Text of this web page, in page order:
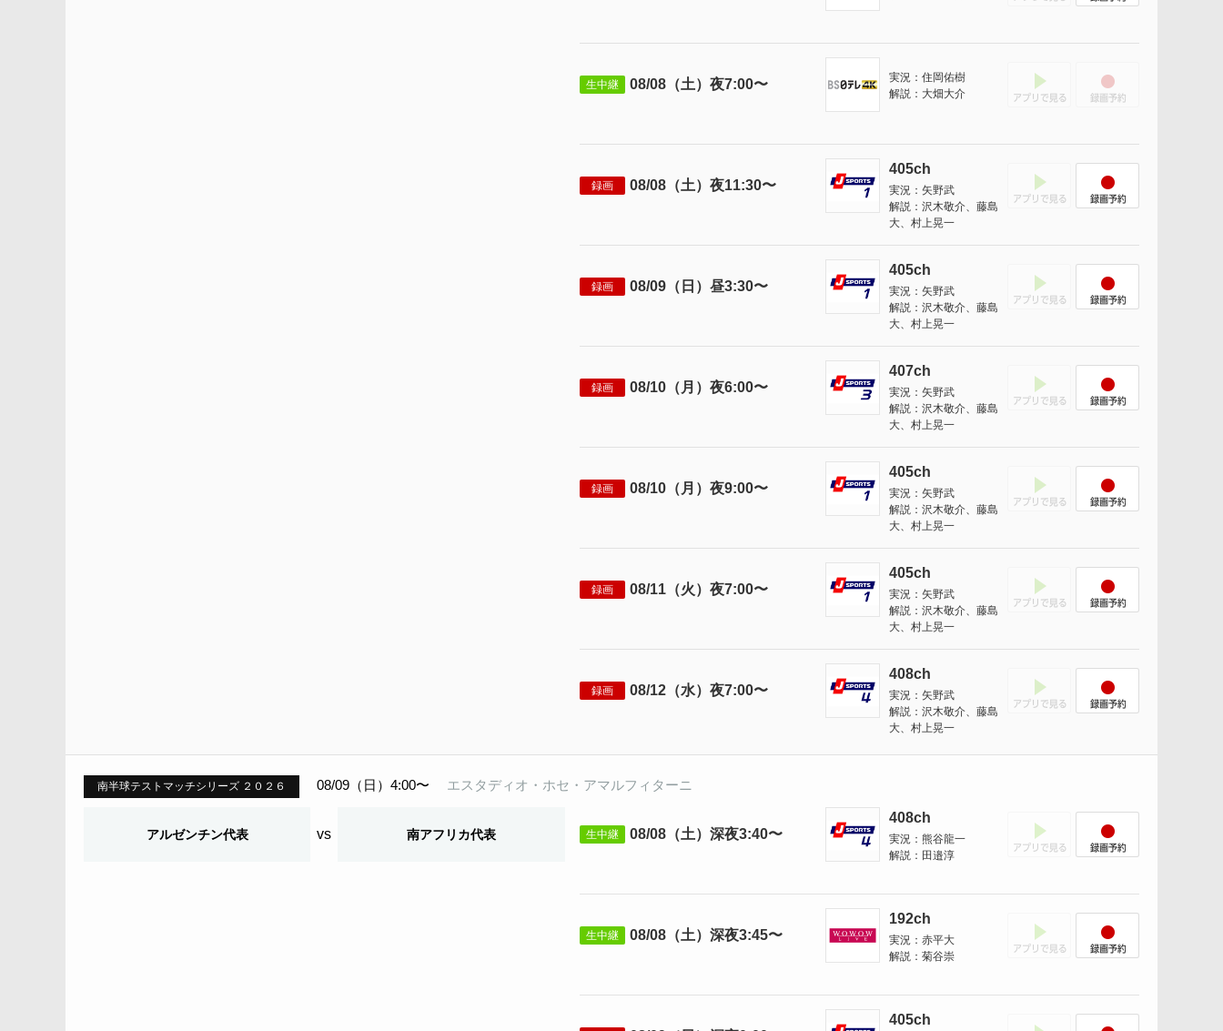
生中継 08/08（土）夜7:00〜
実況：住岡佑樹
解説：大畑大介
録画 08/08（土）夜11:30〜
405ch
実況：矢野武
解説：沢木敬介、藤島
大、村上晃一
録画 08/09（日）昼3:30〜
405ch
実況：矢野武
解説：沢木敬介、藤島
大、村上晃一
録画 08/10（月）夜6:00〜
407ch
実況：矢野武
解説：沢木敬介、藤島
大、村上晃一
録画 08/10（月）夜9:00〜
405ch
実況：矢野武
解説：沢木敬介、藤島
大、村上晃一
録画 08/11（火）夜7:00〜
405ch
実況：矢野武
解説：沢木敬介、藤島
大、村上晃一
録画 08/12（水）夜7:00〜
408ch
実況：矢野武
解説：沢木敬介、藤島
大、村上晃一
南半球テストマッチシリーズ ２０２６ 08/09（日）4:00〜 エスタディオ・ホセ・アマルフィターニ
アルゼンチン代表 vs 南アフリカ代表 生中継 08/08（土）深夜3:40〜
408ch
実況：熊谷龍一
解説：田邉淳
生中継 08/08（土）深夜3:45〜
192ch
実況：赤平大
解説：菊谷崇
405ch